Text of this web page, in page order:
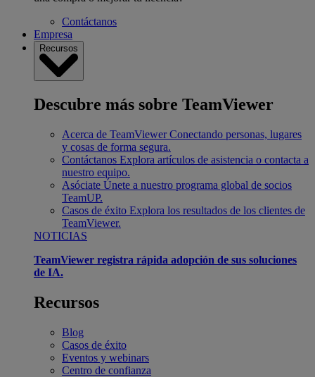
Contáctanos
Empresa
Recursos
Descubre más sobre TeamViewer
Acerca de TeamViewer Conectando personas, lugares
y cosas de forma segura.
Contáctanos Explora artículos de asistencia o contacta a
nuestro equipo.
Asóciate Únete a nuestro programa global de socios
TeamUP.
Casos de éxito Explora los resultados de los clientes de
TeamViewer.
NOTICIAS
TeamViewer registra rápida adopción de sus soluciones
de IA.
Recursos
Blog
Casos de éxito
Eventos y webinars
Centro de confianza